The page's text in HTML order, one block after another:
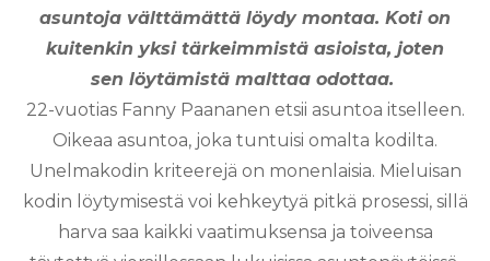
asuntoja välttämättä löydy montaa. Koti on
kuitenkin yksi tärkeimmistä asioista, joten
sen löytämistä malttaa odottaa.
22-vuotias Fanny Paananen etsii asuntoa itselleen.
Oikeaa asuntoa, joka tuntuisi omalta kodilta.
Unelmakodin kriteerejä on monenlaisia. Mieluisan
kodin löytymisestä voi kehkeytyä pitkä prosessi, sillä
harva saa kaikki vaatimuksensa ja toiveensa